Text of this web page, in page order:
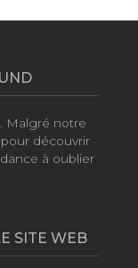
Malgré notre
découvrir
à oublier
SITE WEB